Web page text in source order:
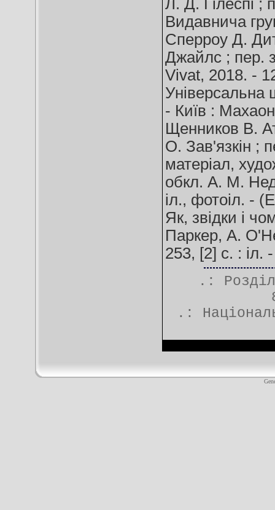
Л. Д. Гілеспі ;
Видавнича
Сперроу Д.
Джайлс ; пер.
Vivat, 2018. -
Універсальна
- Київ :
Щенников В.
О. Зав'язкін ;
матеріал,
обкл. А. М.
іл., фотоіл. -
Як, звідки і
Паркер, А.
253, [2] c. : іл.
.:
.: